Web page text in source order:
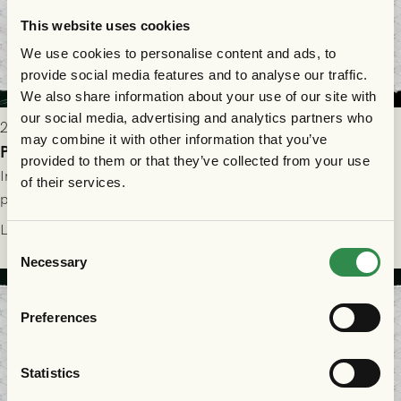
This website uses cookies
We use cookies to personalise content and ads, to
provide social media features and to analyse our traffic.
We also share information about your use of our site with
our social media, advertising and analytics partners who
may combine it with other information that you’ve
provided to them or that they’ve collected from your use
of their services.
Selection
Necessary
Preferences
Statistics
2026-07-29 9:15
Publikinformation: FC Nordsjælland - GAIS 30/7
Information för dig som ska se FC Nordsjælland - GAIS på
plats på Right to Dream Park torsdagen den 30/7 kl. 19.00.
Läs mer